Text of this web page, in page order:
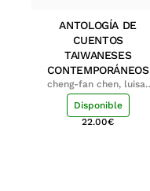
ANTOLOGÍA DE
CUENTOS
TAIWANESES
CONTEMPORÁNEOS
cheng-fan chen, luisa;
shu-ying chang, luisa
Disponible
22.00€